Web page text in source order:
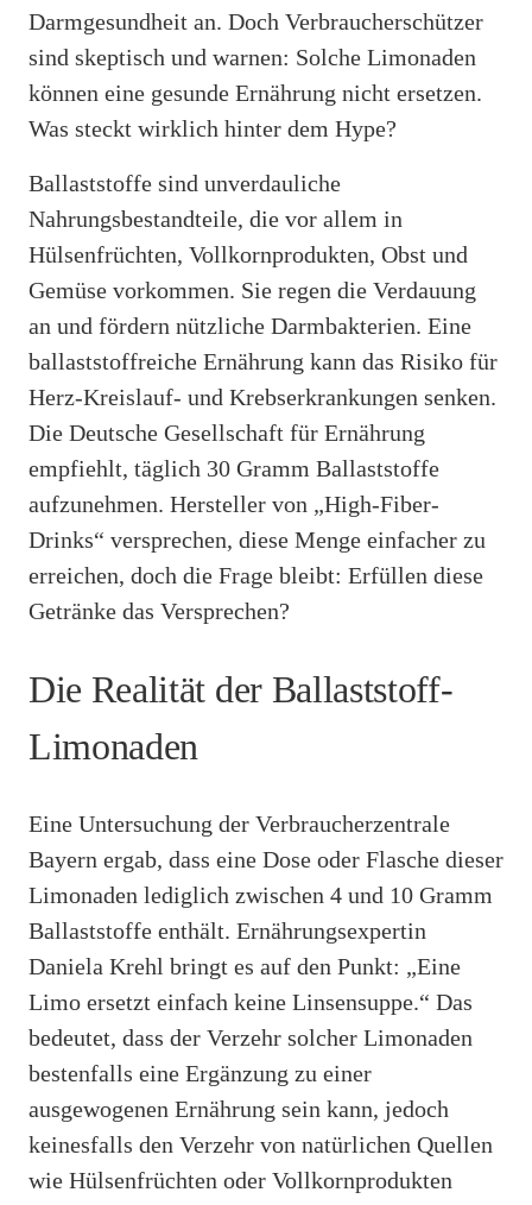
Darmgesundheit an. Doch Verbraucherschützer
sind skeptisch und warnen: Solche Limonaden
können eine gesunde Ernährung nicht ersetzen.
Was steckt wirklich hinter dem Hype?
Ballaststoffe sind unverdauliche
Nahrungsbestandteile, die vor allem in
Hülsenfrüchten, Vollkornprodukten, Obst und
Gemüse vorkommen. Sie regen die Verdauung
an und fördern nützliche Darmbakterien. Eine
ballaststoffreiche Ernährung kann das Risiko für
Herz-Kreislauf- und Krebserkrankungen senken.
Die Deutsche Gesellschaft für Ernährung
empfiehlt, täglich 30 Gramm Ballaststoffe
aufzunehmen. Hersteller von „High-Fiber-
Drinks“ versprechen, diese Menge einfacher zu
erreichen, doch die Frage bleibt: Erfüllen diese
Getränke das Versprechen?
Die Realität der Ballaststoff-
Limonaden
Eine Untersuchung der Verbraucherzentrale
Bayern ergab, dass eine Dose oder Flasche dieser
Limonaden lediglich zwischen 4 und 10 Gramm
Ballaststoffe enthält. Ernährungsexpertin
Daniela Krehl bringt es auf den Punkt: „Eine
Limo ersetzt einfach keine Linsensuppe.“ Das
bedeutet, dass der Verzehr solcher Limonaden
bestenfalls eine Ergänzung zu einer
ausgewogenen Ernährung sein kann, jedoch
keinesfalls den Verzehr von natürlichen Quellen
wie Hülsenfrüchten oder Vollkornprodukten